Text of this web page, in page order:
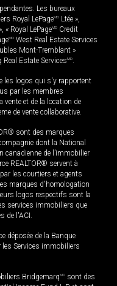
Les bureaux
Royal LePageMD Ltée »,
», « Royal LePageMD Credit
MD West Real Estate Services
Mont-Tremblant »
Estate ServicesMD.
les logos qui s'y rapportent
par les membres
vente et de la location de
de vente collaborative.
sont des marques
dont la National
de l’immobilier
REALTOR® servent à
les courtiers et agents
marques d'homologation
logos respectifs sont la
services immobiliers que
de l'ACI.
déposée de la Banque
les Services immobiliers
BridgemarqMD sont des